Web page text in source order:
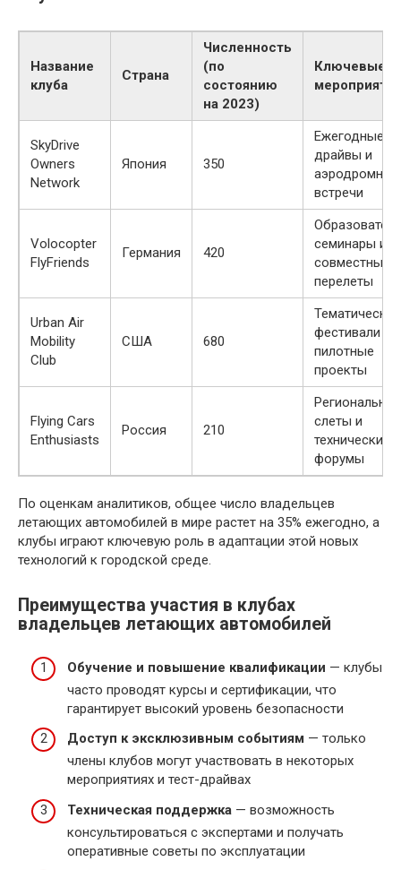
Название
клуба
Страна
Численность
(по
состоянию
на 2023)
Ключевые
мероприятия
SkyDrive
Owners
Network
Япония 350
Ежегодные
драйвы и
аэродромные
встречи
Volocopter
FlyFriends
Германия 420
семинары и
совместные
перелеты
Urban Air
Mobility
Club
США 680
Тематические
фестивали и
пилотные
проекты
Flying Cars
Enthusiasts
Россия 210
слеты и
технические
форумы
По оценкам аналитиков, общее число владельцев
летающих автомобилей в мире растет на 35% ежегодно, а
клубы играют ключевую роль в адаптации этой новых
технологий к городской среде.
Преимущества участия в клубах
владельцев летающих автомобилей
Обучение и повышение квалификации — клубы
часто проводят курсы и сертификации, что
гарантирует высокий уровень безопасности
Доступ к эксклюзивным событиям — только
члены клубов могут участвовать в некоторых
мероприятиях и тест-драйвах
Техническая поддержка — возможность
консультироваться с экспертами и получать
оперативные советы по эксплуатации